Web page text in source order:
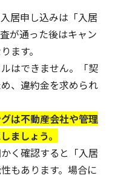
居申し込みは「入居
が通った後はキャン
ます。
はできません。「契
、違約金を求められ
は不動産会社や管理
ましょう。
く確認すると「入居
もあります。場合に